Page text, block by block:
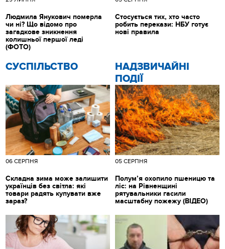
CУСПІЛЬСТВО
06 СЕРПНЯ
Складна зима може залишити
українців без світла: які
товари радять купувати вже
зараз?
НАДЗВИЧАЙНІ
ПОДІЇ
05 СЕРПНЯ
Полум’я охопило пшеницю та
ліс: на Рівненщині
рятувальники гасили
масштабну пожежу (ВІДЕО)
Людмила Янукович померла
чи ні? Що відомо про
загадкове зникнення
колишньої першої леді
(ФОТО)
Стосується тих, хто часто
робить перекази: НБУ готує
нові правила